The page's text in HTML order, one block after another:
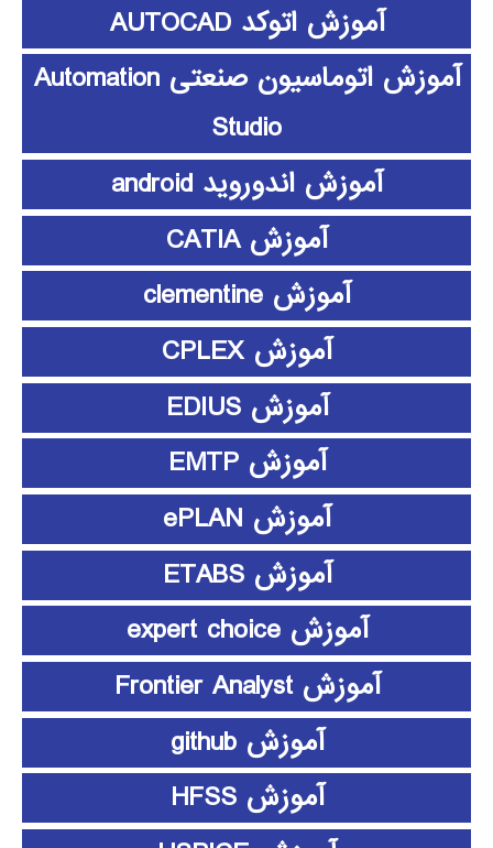
آموزش اتوکد AUTOCAD
آموزش اتوماسیون صنعتی Automation
Studio
آموزش اندوروید android
آموزش CATIA
آموزش clementine
آموزش CPLEX
آموزش EDIUS
آموزش EMTP
آموزش ePLAN
آموزش ETABS
آموزش expert choice
آموزش Frontier Analyst
آموزش github
آموزش HFSS